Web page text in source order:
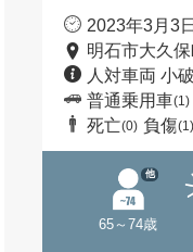
2023年3月3
明石市大久
人対車両 小
普通乗用車(1)
死亡(0) 負傷(1)
65～74歳
他